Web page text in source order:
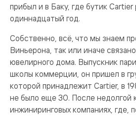
прибыл и в Баку, где бутик
одиннадцатый год.
Собственно, всё, что мы знаем
Виньерона, так или иначе
ювелирного дома. Выпускник
школы коммерции, он пришел в
которой принадлежит Cartier, в
не было еще 30. После недолгой
инжиниринговых компаниях, где,